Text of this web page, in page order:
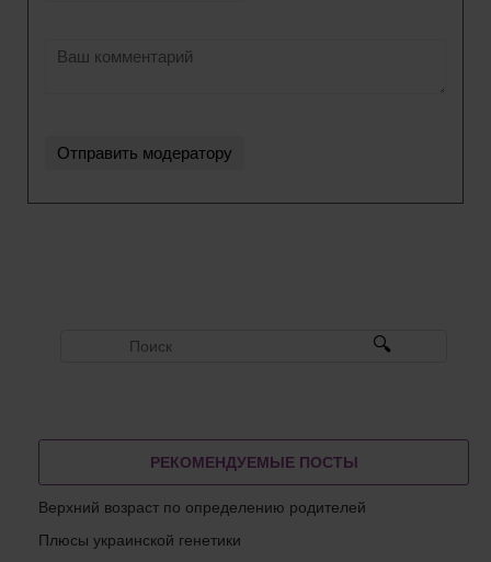
РЕКОМЕНДУЕМЫЕ ПОСТЫ
Верхний возраст по определению родителей
Плюсы украинской генетики